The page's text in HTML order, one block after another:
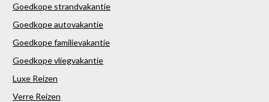
Goedkope strandvakantie
Goedkope autovakantie
Goedkope familievakantie
Goedkope vliegvakantie
Luxe Reizen
Verre Reizen